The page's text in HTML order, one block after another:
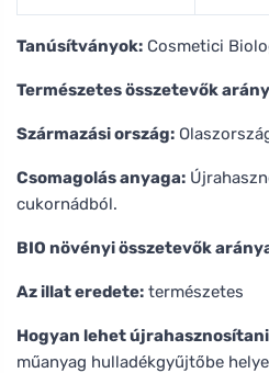
Tanúsítványok: Cosmetici
Természetes összetevők
Származási ország:
Csomagolás anyaga:
cukornádból.
BIO növényi összetevők
Az illat eredete: természetes
Hogyan lehet
műanyag hulladékgyűjtőbe